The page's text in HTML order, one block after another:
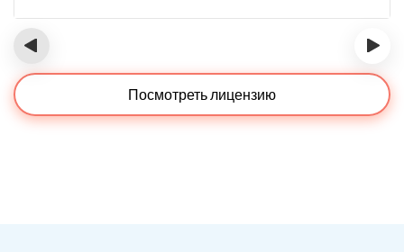
‹ ›
Посмотреть лицензию